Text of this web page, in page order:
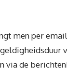
men per
via de